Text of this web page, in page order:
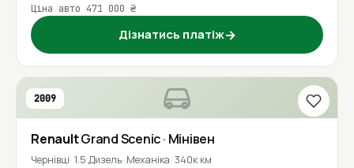
Ціна авто 471 000 ₴
Дізнатись платіж→
2009
RenaultGrand Scenic· Мінівен
Чернівці 1.5 Дизель Механіка 340к км